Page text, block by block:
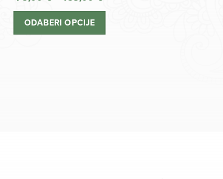
cijena:
ODABERI OPCIJE